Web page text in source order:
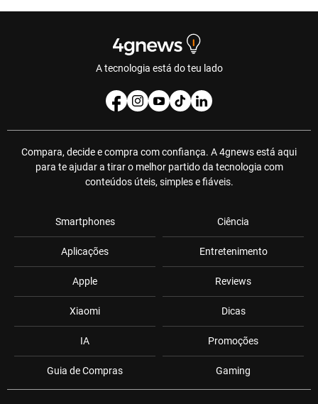
A tecnologia está do teu lado
Compara, decide e compra com confiança. A 4gnews está aqui
para te ajudar a tirar o melhor partido da tecnologia com
conteúdos úteis, simples e fiáveis.
Smartphones
Aplicações
Apple
Xiaomi
IA
Guia de Compras
Ciência
Entretenimento
Reviews
Dicas
Promoções
Gaming